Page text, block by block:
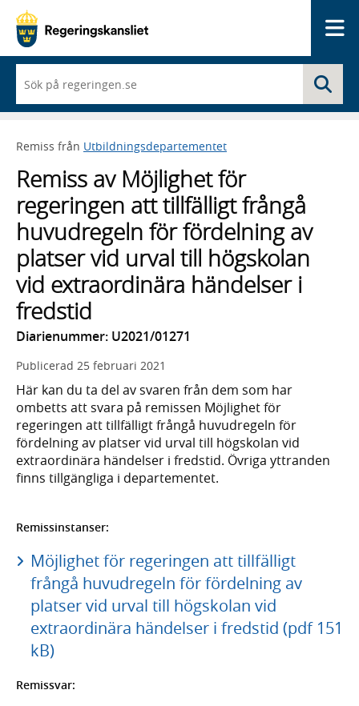
du
börjar
skriva
framträder
lista
med
sökförslag
Remiss från Utbildningsdepartementet
Remiss av Möjlighet för
regeringen att tillfälligt frångå
huvudregeln för fördelning av
platser vid urval till högskolan
vid extraordinära händelser i
fredstid
Diarienummer: U2021/01271
Publicerad 25 februari 2021
Här kan du ta del av svaren från dem som har
ombetts att svara på remissen Möjlighet för
regeringen att tillfälligt frångå huvudregeln för
fördelning av platser vid urval till högskolan vid
extraordinära händelser i fredstid. Övriga yttranden
finns tillgängliga i departementet.
Remissinstanser:
Möjlighet för regeringen att tillfälligt
frångå huvudregeln för fördelning av
platser vid urval till högskolan vid
extraordinära händelser i fredstid (pdf 151
kB)
Remissvar: